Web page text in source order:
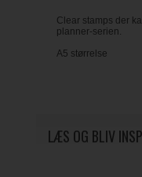
Clear stamps der
planner-serien.
A5 størrelse
LÆS OG BLIV